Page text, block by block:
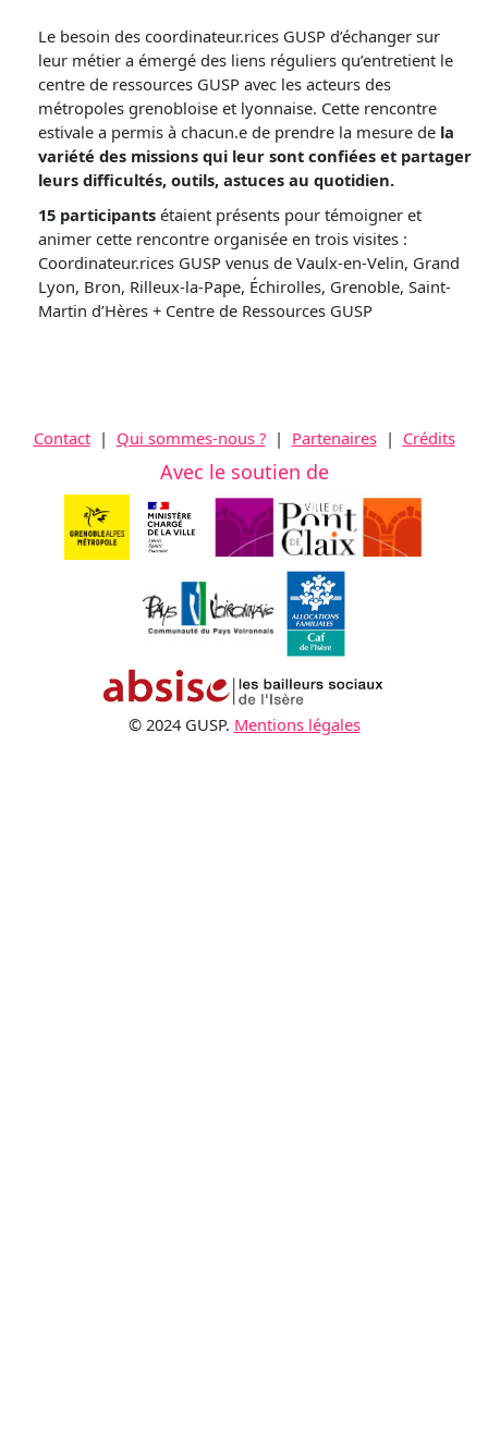
Le besoin des coordinateur.rices GUSP d’échanger sur
leur métier a émergé des liens réguliers qu’entretient le
centre de ressources GUSP avec les acteurs des
métropoles grenobloise et lyonnaise. Cette rencontre
estivale a permis à chacun.e de prendre la mesure de la
variété des missions qui leur sont confiées et partager
leurs difficultés, outils, astuces au quotidien.
15 participants étaient présents pour témoigner et
animer cette rencontre organisée en trois visites :
Coordinateur.rices GUSP venus de Vaulx-en-Velin, Grand
Lyon, Bron, Rilleux-la-Pape, Échirolles, Grenoble, Saint-
Martin d’Hères + Centre de Ressources GUSP
Contact| Qui sommes-nous ?| Partenaires| Crédits
Avec le soutien de
© 2024 GUSP. Mentions légales